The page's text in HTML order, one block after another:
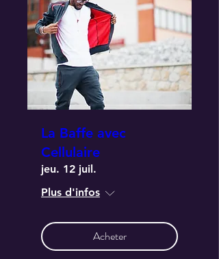
La Baffe avec
Cellulaire
jeu. 12 juil.
Plus d'infos
Acheter